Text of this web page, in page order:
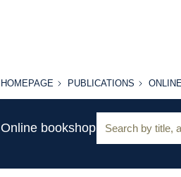
HOMEPAGE
HOMEPAGE PUBLICATIONS
PUBLICATIONS
ONLINE
Online bookshop